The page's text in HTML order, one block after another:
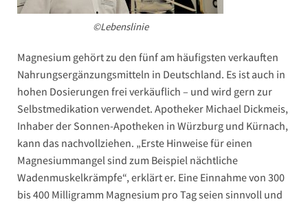
©Lebenslinie
Magnesium gehört zu den fünf am häufigsten verkauften
Nahrungsergänzungsmitteln in Deutschland. Es ist auch in
hohen Dosierungen frei verkäuflich – und wird gern zur
Selbstmedikation verwendet. Apotheker Michael Dickmeis,
Inhaber der Sonnen-Apotheken in Würzburg und Kürnach,
kann das nachvollziehen. „Erste Hinweise für einen
Magnesiummangel sind zum Beispiel nächtliche
Wadenmuskelkrämpfe“, erklärt er. Eine Einnahme von 300
bis 400 Milligramm Magnesium pro Tag seien sinnvoll und